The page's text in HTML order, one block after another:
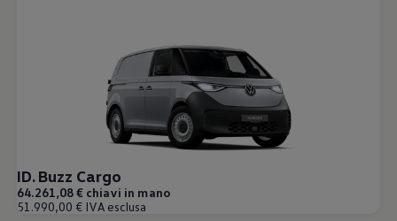
ID. Buzz Cargo
64.261,08 € chiavi in mano
51.990,00 € IVA esclusa